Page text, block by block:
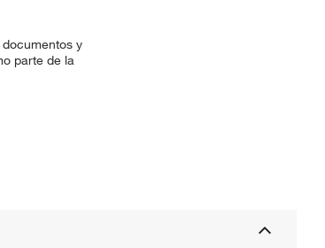
y
parte de la